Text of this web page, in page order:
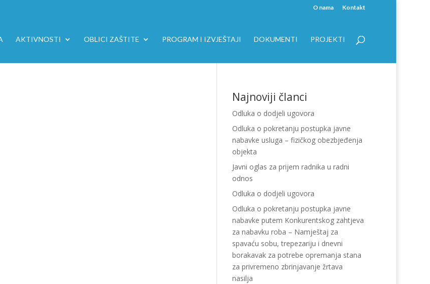
O nama Kontakt
AKTIVNOSTI OBLICI ZAŠTITE PROGRAM I IZVJEŠTAJI DOKUMENTI PROJEKTI
Najnoviji članci
Odluka o dodjeli ugovora
Odluka o pokretanju postupka javne
nabavke usluga – fizičkog obezbjeđenja
objekta
Javni oglas za prijem radnika u radni
odnos
Odluka o dodjeli ugovora
Odluka o pokretanju postupka javne
nabavke putem Konkurentskog zahtjeva
za nabavku roba – Namještaj za
spavaću sobu, trepezariju i dnevni
borakavak za potrebe opremanja stana
za privremeno zbrinjavanje žrtava
nasilja